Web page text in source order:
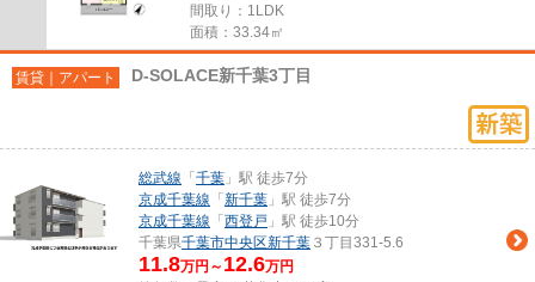
間取り：1LDK
面積：33.34㎡
賃貸｜アパート D-SOLACE新千葉3丁目
総武線 「 千葉 」駅 徒歩7分
京成千葉線 「 新千葉 」駅 徒歩7分
京成千葉線 「 西登戸 」駅 徒歩10分
千葉県千葉市中央区新千葉 ３丁目331-5.6
11.8万円～ 12.6万円